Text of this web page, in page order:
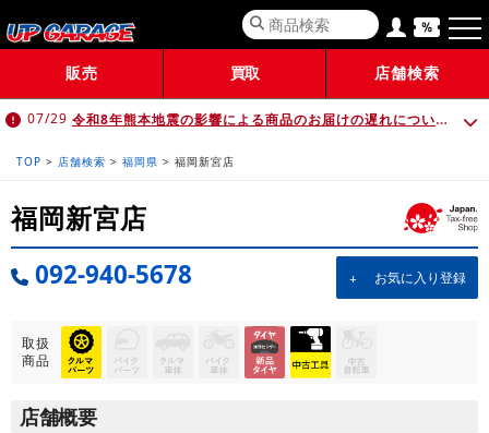
販売 買取 店舗検索
07/29 令和8年熊本地震の影響による商品のお届けの遅れについて （7月30日 10:00時点）
TOP > 店舗検索 > 福岡県 > 福岡新宮店
福岡新宮店
092-940-5678 お気に入り登録
取扱
商品
店舗概要